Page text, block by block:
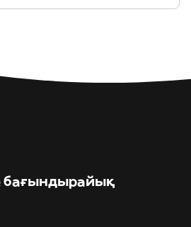
бағындырайық